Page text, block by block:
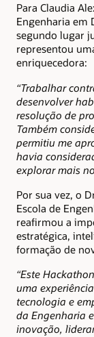
Para Claudia
Engenharia em
segundo lugar
representou
enriquecedora:
“Trabalhar
desenvolver
resolução de
Também
permitiu me
havia
explorar mais
Por sua vez, o
Escola de
reafirmou a
estratégica,
formação de
“Este
uma
tecnologia e
da Engenharia
inovação,